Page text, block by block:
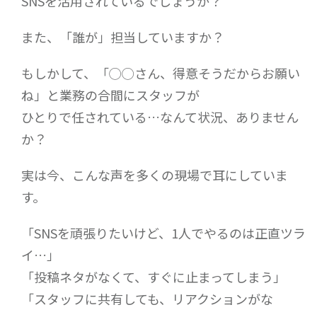
また、「誰が」担当していますか？
もしかして、「◯◯さん、得意そうだからお願い
ね」と業務の合間にスタッフが
ひとりで任されている…なんて状況、ありません
か？
実は今、こんな声を多くの現場で耳にしていま
す。
「SNSを頑張りたいけど、1人でやるのは正直ツラ
イ…」
「投稿ネタがなくて、すぐに止まってしまう」
「スタッフに共有しても、リアクションがな